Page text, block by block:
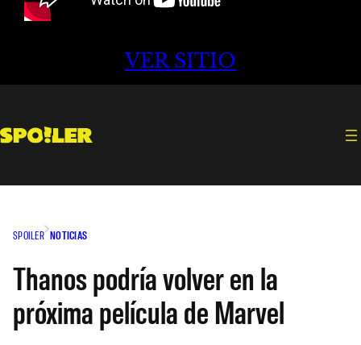
VER SITIO
SPOILER NOTICIAS
Thanos podría volver en la
próxima película de Marvel